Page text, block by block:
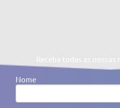
Receba todas as nossas
Nome